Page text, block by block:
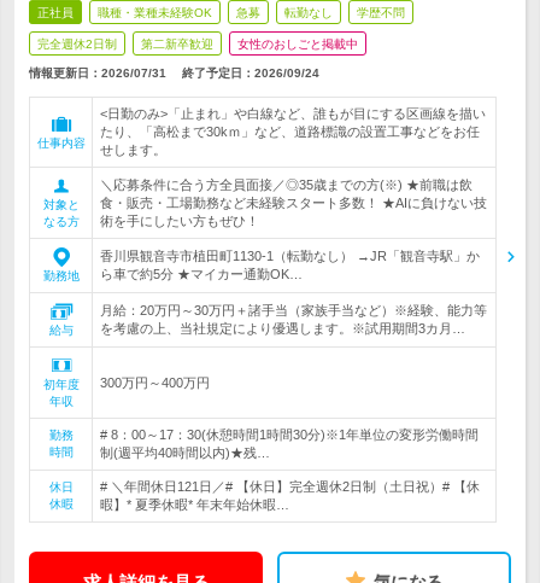
正社員 職種・業種未経験OK 急募 転勤なし 学歴不問
完全週休2日制 第二新卒歓迎 女性のおしごと掲載中
情報更新日：2026/07/31 終了予定日： 2026/09/24
仕事内容
<日勤のみ>「止まれ」や白線など、誰もが目にする区画線を描い
たり、「高松まで30kｍ」など、道路標識の設置工事などをお任
せします。
対象と
なる方
＼応募条件に合う方全員面接／◎35歳までの方(※) ★前職は飲
食・販売・工場勤務など未経験スタート多数！ ★AIに負けない技
術を手にしたい方もぜひ！
勤務地
香川県観音寺市植田町1130-1（転勤なし） →JR「観音寺駅」か
ら車で約5分 ★マイカー通勤OK…
給与
月給：20万円～30万円＋諸手当（家族手当など）※経験、能力等
を考慮の上、当社規定により優遇します。※試用期間3カ月…
初年度
年収
300万円～400万円
勤務
時間
# 8：00～17：30(休憩時間1時間30分)※1年単位の変形労働時間
制(週平均40時間以内)★残…
休日
休暇
# ＼年間休日121日／# 【休日】完全週休2日制（土日祝）# 【休
暇】* 夏季休暇* 年末年始休暇…